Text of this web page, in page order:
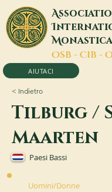
Associatio
I
Monastica
OSB - CIB -
AIUTACI
< Indietro
Tilburg /
Maarten
Paesi Bassi
Uomini/Donne